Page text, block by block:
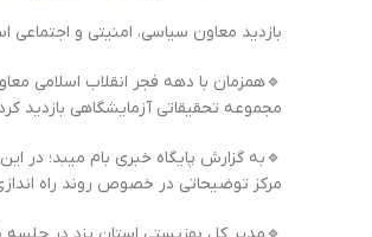
بازدید معاون سیاسی، امنیتی و اجتماعی
🔹همزمان با دهه فجر انقلاب اسلامی
مجموعه تحقیقاتی آزمایشگاهی بازدید
🔹به گزارش پایگاه خبری بام میبد؛ در
مرکز توضیحاتی در خصوص روند راه